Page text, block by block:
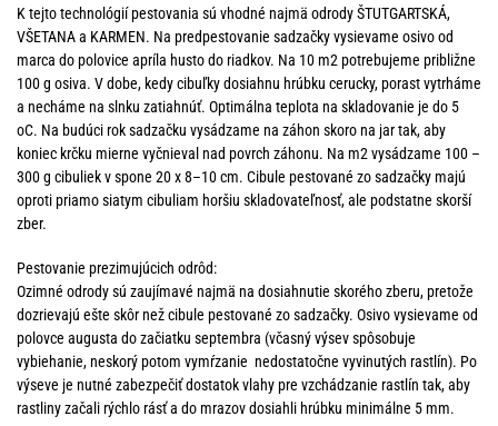
K tejto technológií pestovania sú vhodné najmä odrody ŠTUTGARTSKÁ,
VŠETANA a KARMEN. Na predpestovanie sadzačky vysievame osivo od
marca do polovice apríla husto do riadkov. Na 10 m2 potrebujeme približne
100 g osiva. V dobe, kedy cibuľky dosiahnu hrúbku cerucky, porast vytrháme
a necháme na slnku zatiahnúť. Optimálna teplota na skladovanie je do 5
oC. Na budúci rok sadzačku vysádzame na záhon skoro na jar tak, aby
koniec krčku mierne vyčnieval nad povrch záhonu. Na m2 vysádzame 100 –
300 g cibuliek v spone 20 x 8–10 cm. Cibule pestované zo sadzačky majú
oproti priamo siatym cibuliam horšiu skladovateľnosť, ale podstatne skorší
zber.
Pestovanie prezimujúcich odrôd:
Ozimné odrody sú zaujímavé najmä na dosiahnutie skorého zberu, pretože
dozrievajú ešte skôr než cibule pestované zo sadzačky. Osivo vysievame od
polovce augusta do začiatku septembra (včasný výsev spôsobuje
vybiehanie, neskorý potom vymŕzanie nedostatočne vyvinutých rastlín). Po
výseve je nutné zabezpečiť dostatok vlahy pre vzchádzanie rastlín tak, aby
rastliny začali rýchlo rásť a do mrazov dosiahli hrúbku minimálne 5 mm.